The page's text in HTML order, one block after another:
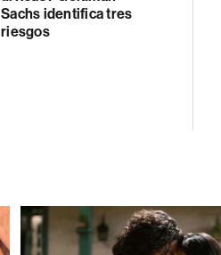
Sachs identifica tres
riesgos